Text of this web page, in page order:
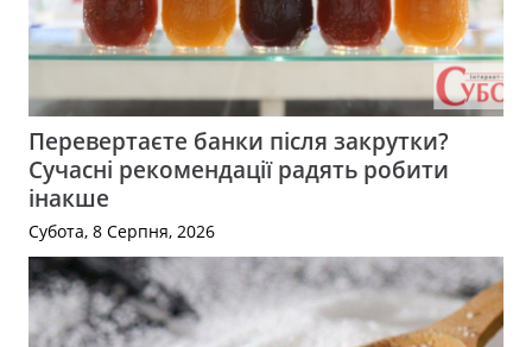
Перевертаєте банки після закрутки?
Сучасні рекомендації радять робити
інакше
Субота, 8 Серпня, 2026